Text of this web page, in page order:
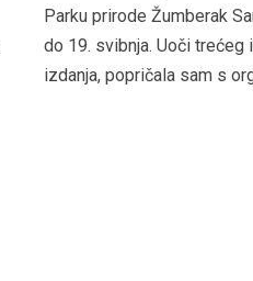
Parku prirode Žumberak
do 19. svibnja. Uoči trećeg
izdanja, popričala sam s